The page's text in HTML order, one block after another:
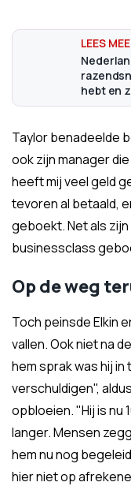
hebt en
Taylor benadeelde
ook zijn manager
heeft mij veel geld
tevoren al betaald,
geboekt. Net als zijn
businessclass
Op de weg
Toch peinsde Elkin
vallen. Ook niet na
hem sprak was hij
verschuldigen",
opbloeien. "Hij is nu
langer. Mensen
hem nu nog
hier niet op